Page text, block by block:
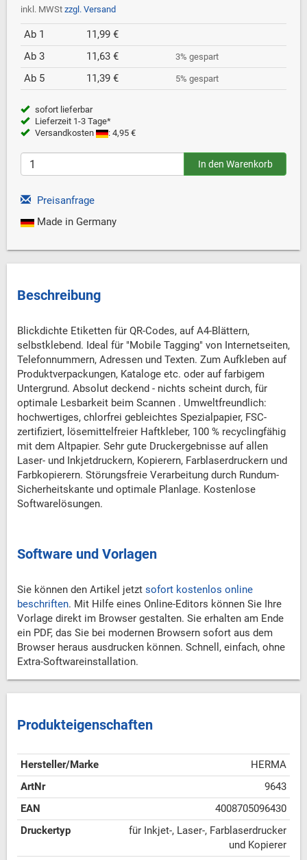
inkl. MWSt zzgl. Versand
Ab 1
11,99 €
Ab 3
11,63 € 3% gespart
Ab 5 11,39 € 5% gespart
sofort lieferbar
Lieferzeit 1-3 Tage*
Versandkosten
: 4,95 €
Preisanfrage
Made in Germany
Beschreibung
Blickdichte Etiketten für QR-Codes, auf A4-Blättern,
selbstklebend. Ideal für "Mobile Tagging" von Internetseiten,
Telefonnummern, Adressen und Texten. Zum Aufkleben auf
Produktverpackungen, Kataloge etc. oder auf farbigem
Untergrund. Absolut deckend - nichts scheint durch, für
optimale Lesbarkeit beim Scannen . Umweltfreundlich:
hochwertiges, chlorfrei gebleichtes Spezialpapier, FSC-
zertifiziert, lösemittelfreier Haftkleber, 100 % recyclingfähig
mit dem Altpapier. Sehr gute Druckergebnisse auf allen
Laser- und Inkjetdruckern, Kopierern, Farblaserdruckern und
Farbkopierern. Störungsfreie Verarbeitung durch Rundum-
Sicherheitskante und optimale Planlage. Kostenlose
Softwarelösungen.
Software und Vorlagen
Sie können den Artikel jetzt sofort kostenlos online
beschriften. Mit Hilfe eines Online-Editors können Sie Ihre
Vorlage direkt im Browser gestalten. Sie erhalten am Ende
ein PDF, das Sie bei modernen Browsern sofort aus dem
Browser heraus ausdrucken können. Schnell, einfach, ohne
Extra-Softwareinstallation.
Produkteigenschaften
Hersteller/Marke
HERMA
ArtNr
9643
EAN
4008705096430
Druckertyp
für Inkjet-, Laser-, Farblaserdrucker
und Kopierer